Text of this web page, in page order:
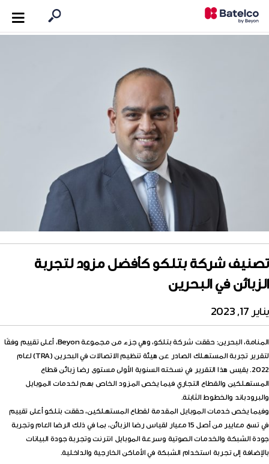
تصنيف شركة بتلكو كأفضل مزود لتجربة
الزبائن في البحرين
يناير 17, 2023
المنامة، البحرين: حققت شركة بتلكو، وهي جزء من مجموعة Beyon، أعلى تقييم وفقًا
لتقرير تجربة المستهلك الصادر عن هيئة تنظيم الاتصالات في البحرين (TRA) لعام
2022. يقيس هذا التقرير في نسخته السنوية الأولى مستوى رضا زبائن قطاع
المستهلكين والقطاع التجاري فيما يخص المزود الخاص بهم لخدمات الموبايل
والبرودباند والخطوط الثابتة.
وفيما يخص خدمات الموبايل المقدمة لقطاع المستهلكين، حققت بتلكو أعلى تقييم
في تسع معايير من أصل 15 معيار لقياس رضا الزبائن، بما في ذلك الرضا العام وتجربة
جودة الشبكة والخدمات الصوتية وسرعة الموبايل انترنت وتجربة جودة البيانات
بالإضافة إلى تجربة استخدام الشبكة في الأماكن الخارجية والداخلية.